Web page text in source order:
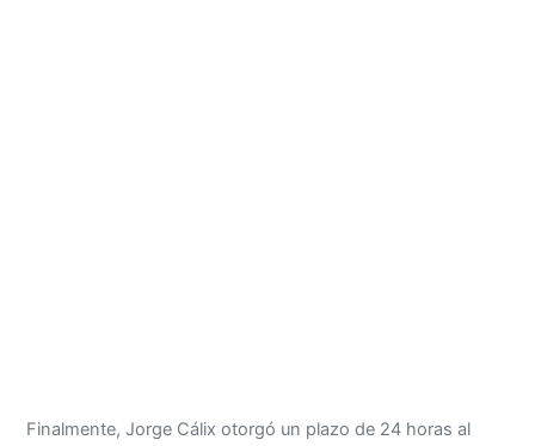
Finalmente, Jorge Cálix otorgó un plazo de 24 horas al